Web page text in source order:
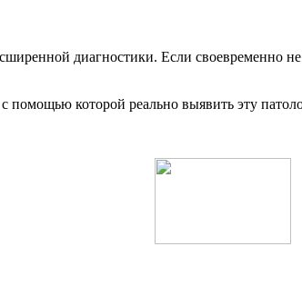
диагностики. Если своевременно
помощью которой реально выявить эту